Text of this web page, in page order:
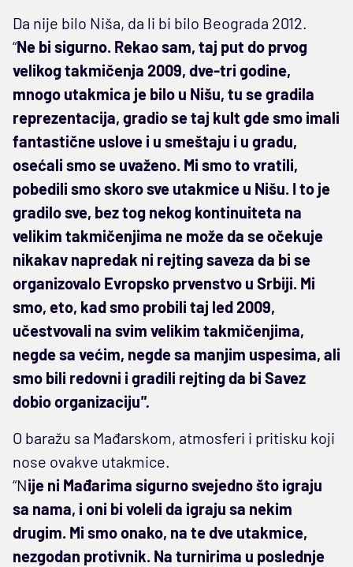
Da nije bilo Niša, da li bi bilo Beograda 2012.
“Ne bi sigurno. Rekao sam, taj put do prvog
velikog takmičenja 2009, dve-tri godine,
mnogo utakmica je bilo u Nišu, tu se gradila
reprezentacija, gradio se taj kult gde smo imali
fantastične uslove i u smeštaju i u gradu,
osećali smo se uvaženo. Mi smo to vratili,
pobedili smo skoro sve utakmice u Nišu. I to je
gradilo sve, bez tog nekog kontinuiteta na
velikim takmičenjima ne može da se očekuje
nikakav napredak ni rejting saveza da bi se
organizovalo Evropsko prvenstvo u Srbiji. Mi
smo, eto, kad smo probili taj led 2009,
učestvovali na svim velikim takmičenjima,
negde sa većim, negde sa manjim uspesima, ali
smo bili redovni i gradili rejting da bi Savez
dobio organizaciju".
O baražu sa Mađarskom, atmosferi i pritisku koji
nose ovakve utakmice.
“Nije ni Mađarima sigurno svejedno što igraju
sa nama, i oni bi voleli da igraju sa nekim
drugim. Mi smo onako, na te dve utakmice,
nezgodan protivnik. Na turnirima u poslednje